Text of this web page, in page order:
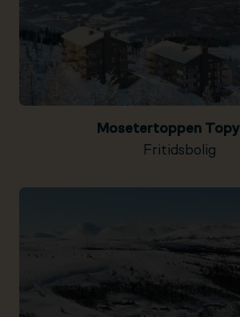
Mosetertoppen
Fritidsbolig